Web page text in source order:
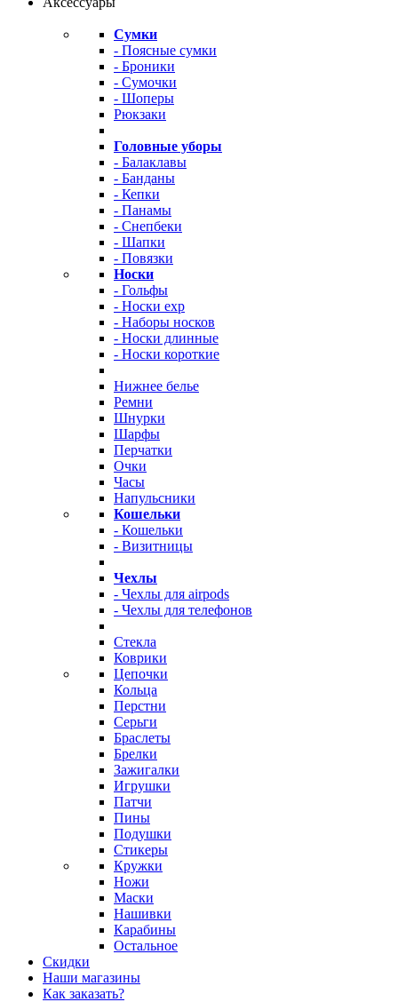
Сумки
- Поясные сумки
- Броники
- Сумочки
- Шоперы
Рюкзаки
Головные уборы
- Балаклавы
- Банданы
- Кепки
- Панамы
- Снепбеки
- Шапки
- Повязки
Носки
- Гольфы
- Носки exp
- Наборы носков
- Носки длинные
- Носки короткие
Нижнее белье
Ремни
Шнурки
Шарфы
Перчатки
Очки
Часы
Напульсники
Кошельки
- Кошельки
- Визитницы
Чехлы
- Чехлы для airpods
- Чехлы для телефонов
Стекла
Коврики
Цепочки
Кольца
Перстни
Серьги
Браслеты
Брелки
Зажигалки
Игрушки
Патчи
Пины
Подушки
Стикеры
Кружки
Ножи
Маски
Нашивки
Карабины
Остальное
Скидки
Наши магазины
Как заказать?